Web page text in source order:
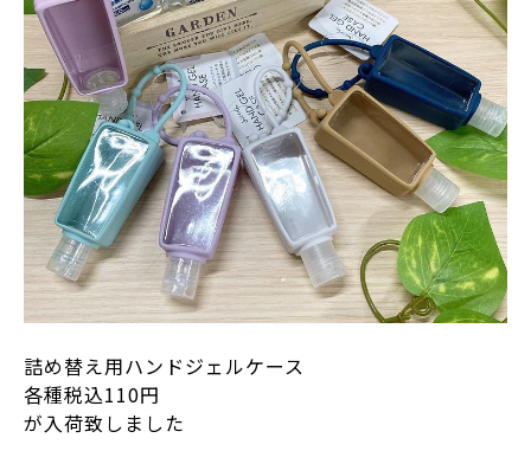
詰め替え用ハンドジェルケース
各種税込110円
が入荷致しました